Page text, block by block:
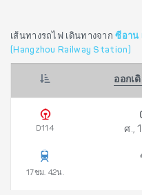
เส้นทางรถไฟ เดินทางจากซีอาน
(Hangzhou Railway Station)
ออกเ
D114
17ชม. 42น.
ศ.,